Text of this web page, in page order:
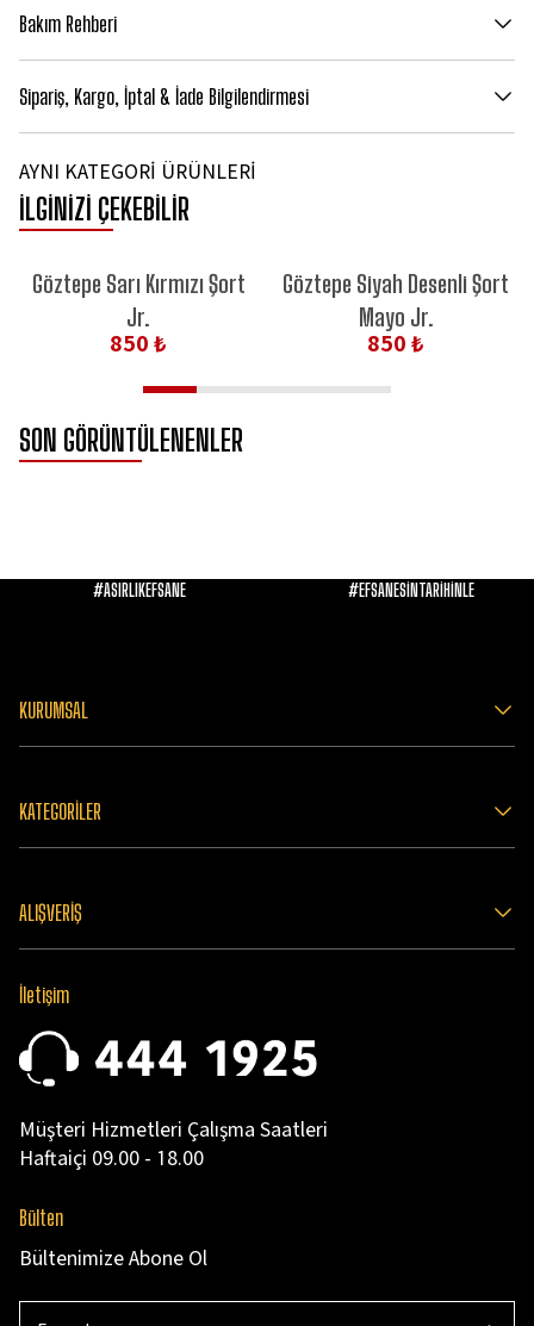
Bakım Rehberi
Sipariş, Kargo, İptal & İade Bilgilendirmesi
AYNI KATEGORİ ÜRÜNLERİ
İLGİNİZİ ÇEKEBİLİR
YENİ ÜRÜN
Göztepe Sarı Kırmızı Şort
Jr.
850 ₺
Göztepe Siyah Desenli Şort
Mayo Jr.
850 ₺
SON GÖRÜNTÜLENENLER
#ASIRLIKEFSANE #EFSANESİNTARİHİNLE
KURUMSAL
KATEGORİLER
ALIŞVERİŞ
İletişim
Müşteri Hizmetleri Çalışma Saatleri
Haftaiçi 09.00 - 18.00
Bülten
Bültenimize Abone Ol